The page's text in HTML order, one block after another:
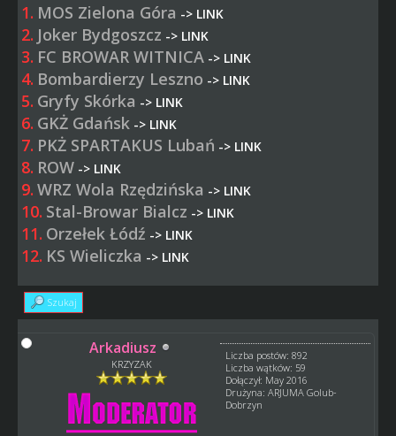
1. MOS Zielona Góra -> LINK
2. Joker Bydgoszcz -> LINK
3. FC BROWAR WITNICA -> LINK
4. Bombardierzy Leszno -> LINK
5. Gryfy Skórka -> LINK
6. GKŻ Gdańsk -> LINK
7. PKŻ SPARTAKUS Lubań -> LINK
8. ROW -> LINK
9. WRZ Wola Rzędzińska -> LINK
10. Stal-Browar Bialcz -> LINK
11. Orzełek Łódź -> LINK
12. KS Wieliczka -> LINK
Szukaj
Arkadiusz
KRZYZAK
Liczba postów: 892
Liczba wątków: 59
Dołączył: May 2016
Drużyna: ARJUMA Golub-
Dobrzyn